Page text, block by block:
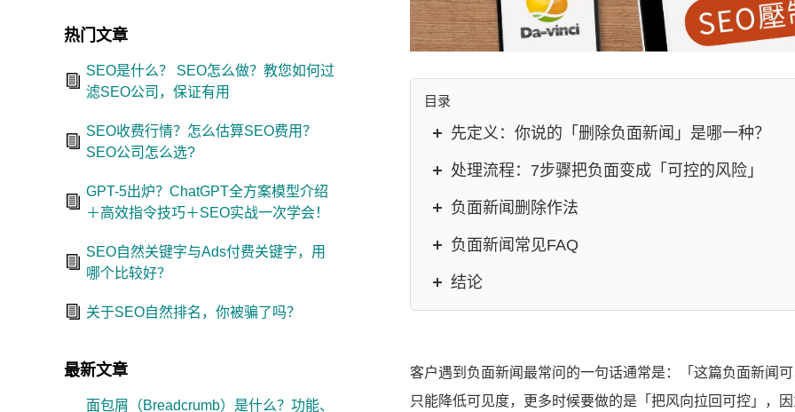
目录
先定义：你说的「删除负面新闻」是哪一种？
处理流程：7步骤把负面变成「可控的风险」
负面新闻删除作法
负面新闻常见FAQ
结论
客户遇到负面新闻最常问的一句话通常是：「这篇负面新闻
只能降低可见度，更多时候要做的是「把风向拉回可控」，
热门文章
SEO是什么？ SEO怎么做？教您如何过
滤SEO公司，保证有用
SEO收费行情？怎么估算SEO费用？
SEO公司怎么选?
GPT-5出炉？ChatGPT全方案模型介绍
＋高效指令技巧＋SEO实战一次学会！
SEO自然关键字与Ads付费关键字，用
哪个比较好？
关于SEO自然排名，你被骗了吗？
最新文章
面包屑（Breadcrumb）是什么？功能、